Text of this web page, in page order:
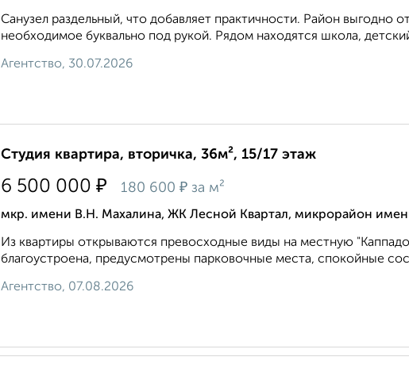
Санузел раздельный, что добавляет практичности. Район выгодно
необходимое буквально под рукой. Рядом находятся школа,
Агентство, 30.07.2026
Студия квартира, вторичка, 36м², 15/17 этаж
6 500 000 ₽ 180 600 ₽ за м²
мкр. имени В.Н. Махалина, ЖК Лесной Квартал, микрорайон
Из квартиры открываются превосходные виды на местную
благоустроена, предусмотрены парковочные места, спокойные
Агентство, 07.08.2026